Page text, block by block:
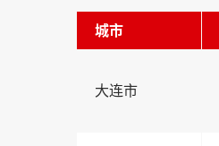
城市
大连市